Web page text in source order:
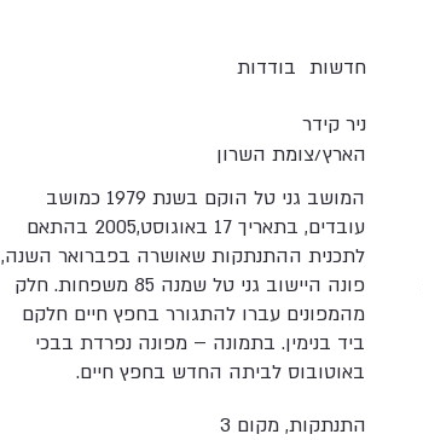
בודדות חדשות
ניר קידר
הארץ/צומת השרון
המושב גני טל הוקם בשנת 1979 כמושב
עובדים, בתאריך 17 באוגוסט,2005 בהתאם
לתכנית ההתנתקות שאושרה בפברואר השנה,
פונה היישוב גני טל שמנה 85 משפחות. חלק
מהמפונים עברו להתגורר בחפץ חיים חלקם
ביד בנימין. בתמונה – מפונה נפרדת בבכי
באוטובוס לביתה החדש בחפץ חיים.
התנתקות, מקום 3